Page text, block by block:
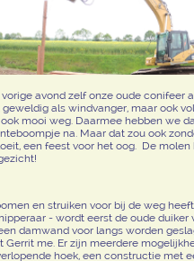
avond zelf onze oude conifeer
als windvanger, maar ook
mooi weg. Daarmee hebben we
na. Maar dat zou ook
een feest voor het oog. De molen
en struiken voor bij de weg
- wordt eerst de oude duiker
damwand voor langs worden
Gerrit me. Er zijn meerdere
hoek, een constructie met